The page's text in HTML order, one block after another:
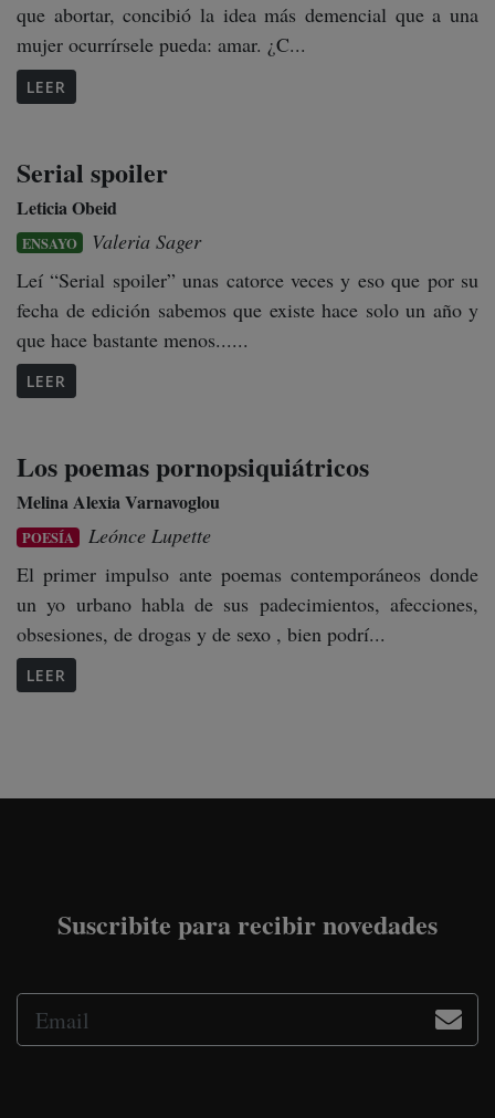
que abortar, concibió la idea más demencial que a una
mujer ocurrírsele pueda: amar. ¿C...
LEER
Serial spoiler
Leticia Obeid
ENSAYO
Valeria Sager
Leí “Serial spoiler” unas catorce veces y eso que por su
fecha de edición sabemos que existe hace solo un año y
que hace bastante menos......
LEER
Los poemas pornopsiquiátricos
Melina Alexia Varnavoglou
POESÍA
Leónce Lupette
El primer impulso ante poemas contemporáneos donde
un yo urbano habla de sus padecimientos, afecciones,
obsesiones, de drogas y de sexo , bien podrí...
LEER
Suscribite para recibir novedades